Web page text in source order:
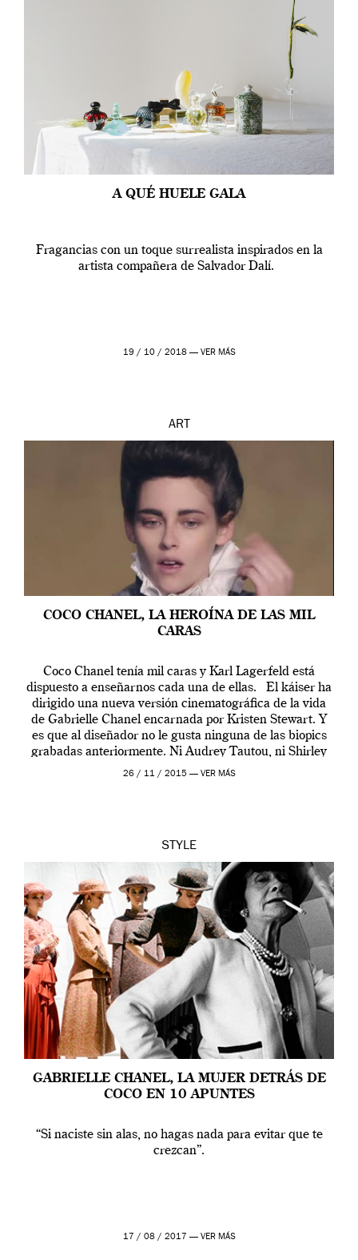
A QUÉ HUELE GALA
Fragancias con un toque surrealista inspirados en la
artista compañera de Salvador Dalí.
19 / 10 / 2018 — VER MÁS
ART
COCO CHANEL, LA HEROÍNA DE LAS MIL
CARAS
Coco Chanel tenía mil caras y Karl Lagerfeld está
dispuesto a enseñarnos cada una de ellas. El káiser ha
dirigido una nueva versión cinematográfica de la vida
de Gabrielle Chanel encarnada por Kristen Stewart. Y
es que al diseñador no le gusta ninguna de las biopics
grabadas anteriormente. Ni Audrey Tautou, ni Shirley
McLaine ni ninguna otra. A él […]
26 / 11 / 2015 — VER MÁS
STYLE
GABRIELLE CHANEL, LA MUJER DETRÁS DE
COCO EN 10 APUNTES
“Si naciste sin alas, no hagas nada para evitar que te
crezcan”.
17 / 08 / 2017 — VER MÁS